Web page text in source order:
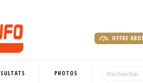
OFFRE
PHOTOS